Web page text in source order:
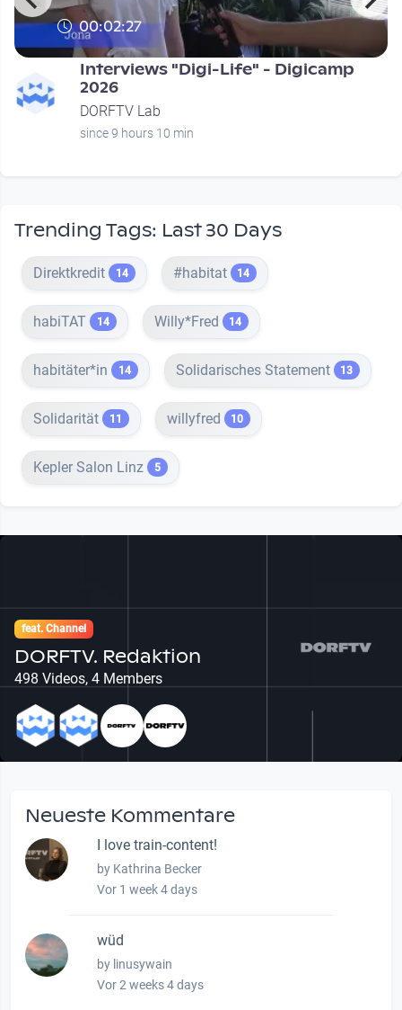
00:02:27
Interviews "Digi-Life" - Digicamp
2026
DORFTV Lab
since 9 hours 10 min
Trending Tags: Last 30 Days
Direktkredit 14 #habitat 14
habiTAT 14 Willy*Fred 14
habitäter*in 14 Solidarisches Statement 13
Solidarität 11 willyfred 10
Kepler Salon Linz 5
feat. Channel
DORFTV. Redaktion
498 Videos, 4 Members
Neueste Kommentare
I love train-content!
by Kathrina Becker
Vor 1 week 4 days
wüd
by linusywain
Vor 2 weeks 4 days